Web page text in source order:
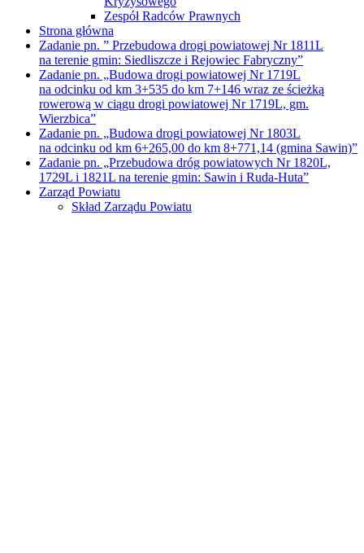
Zespół Radców Prawnych
Strona główna
Zadanie pn. ” Przebudowa drogi powiatowej Nr 1811L
na terenie gmin: Siedliszcze i Rejowiec Fabryczny”
Zadanie pn. „Budowa drogi powiatowej Nr 1719L
na odcinku od km 3+535 do km 7+146 wraz ze ścieżką
rowerową w ciągu drogi powiatowej Nr 1719L, gm.
Wierzbica”
Zadanie pn. „Budowa drogi powiatowej Nr 1803L
na odcinku od km 6+265,00 do km 8+771,14 (gmina Sawin)”
Zadanie pn. „Przebudowa dróg powiatowych Nr 1820L,
1729L i 1821L na terenie gmin: Sawin i Ruda-Huta”
Zarząd Powiatu
Skład Zarządu Powiatu